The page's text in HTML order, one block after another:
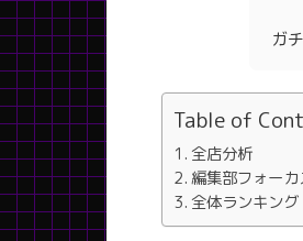
ガ
Table of
全店分析
編集部フォーカ
全体ランキング